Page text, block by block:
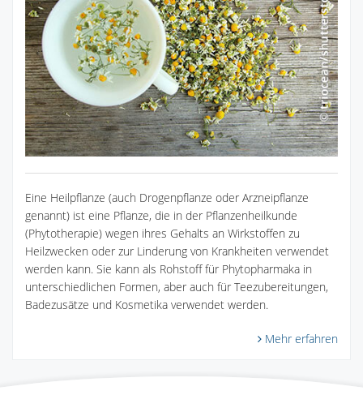
Eine Heilpflanze (auch Drogenpflanze oder Arzneipflanze
genannt) ist eine Pflanze, die in der Pflanzenheilkunde
(Phytotherapie) wegen ihres Gehalts an Wirkstoffen zu
Heilzwecken oder zur Linderung von Krankheiten verwendet
werden kann. Sie kann als Rohstoff für Phytopharmaka in
unterschiedlichen Formen, aber auch für Teezubereitungen,
Badezusätze und Kosmetika verwendet werden.
Mehr erfahren